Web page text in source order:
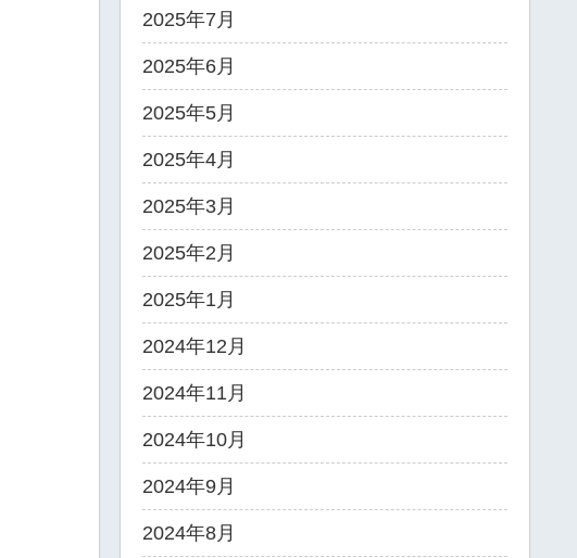
2025年7月
2025年6月
2025年5月
2025年4月
2025年3月
2025年2月
2025年1月
2024年12月
2024年11月
2024年10月
2024年9月
2024年8月